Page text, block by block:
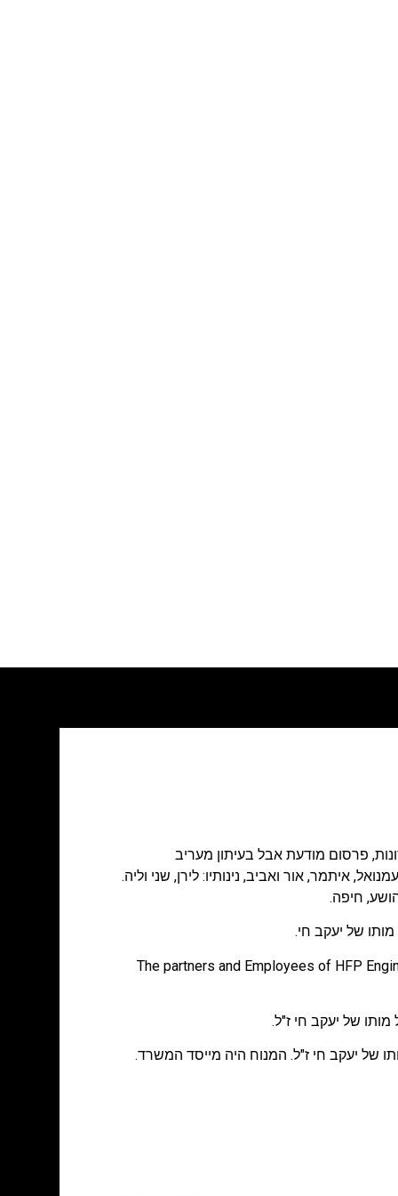
, פרסום מודעת אבל בעיתון מעריב
איתמר, אור ואביב, נינותיו: לירן, שני וליה.
The partners and Employees of HFP
של יעקב חי ז"ל.
של יעקב חי ז"ל. המנוח היה מייסד המשרד.